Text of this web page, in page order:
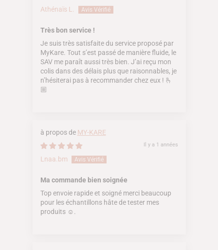
Athénaïs L.
Très bon service !
Je suis très satisfaite du service proposé par
MyKare. Tout s’est passé de manière fluide, le
SAV me paraît aussi très bien. J’ai reçu mon
colis dans des délais plus que raisonnables, je
n’hésiterai pas à recommander chez eux ! 🫰
🏼
MY-KARE
Il y a 1 années
Lnaa.bm
Ma commande bien soignée
Top envoie rapide et soigné merci beaucoup
pour les échantillons hâte de tester mes
produits ☺️.